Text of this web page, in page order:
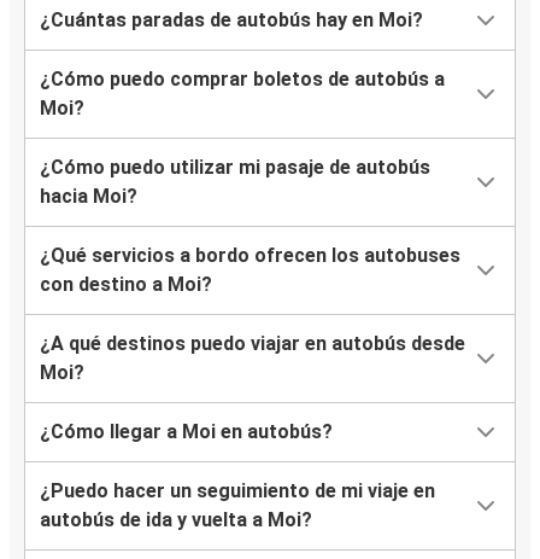
¿Cuántas paradas de autobús hay en Moi?
¿Cómo puedo comprar boletos de autobús a
Moi?
¿Cómo puedo utilizar mi pasaje de autobús
hacia Moi?
¿Qué servicios a bordo ofrecen los autobuses
con destino a Moi?
¿A qué destinos puedo viajar en autobús desde
Moi?
¿Cómo llegar a Moi en autobús?
¿Puedo hacer un seguimiento de mi viaje en
autobús de ida y vuelta a Moi?